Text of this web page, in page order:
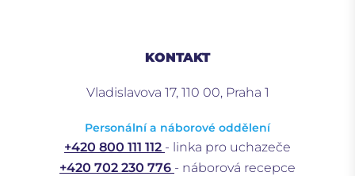
KONTAKT
Vladislavova 17, 110 00, Praha 1
Personální a náborové oddělení
+420 800 111 112 - linka pro uchazeče
+420 702 230 776 - náborová recepce